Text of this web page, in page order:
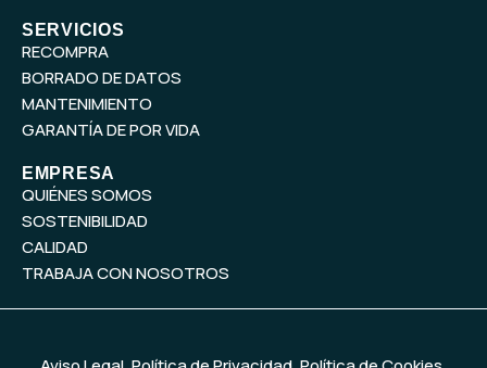
SERVICIOS
RECOMPRA
BORRADO DE DATOS
MANTENIMIENTO
GARANTÍA DE POR VIDA
EMPRESA
QUIÉNES SOMOS
SOSTENIBILIDAD
CALIDAD
TRABAJA CON NOSOTROS